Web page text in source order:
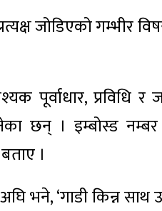
जोडिएको गम्भीर
पूर्वाधार, प्रविधि र
छन् । इम्बोस्ड
।
भने, ‘गाडी किन्न साथ